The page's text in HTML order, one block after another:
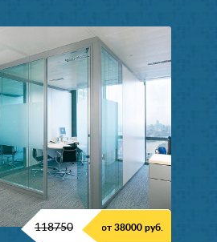
118750 от 38000 руб.